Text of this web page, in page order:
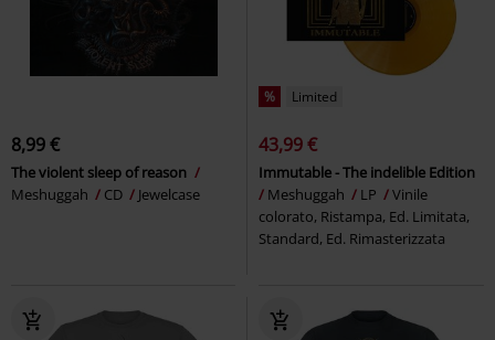
8,99 €
The violent sleep of reason
Meshuggah
CD Jewelcase
% Limited
43,99 €
Immutable - The indelible Edition
Meshuggah
LP
Vinile
colorato, Ristampa, Ed. Limitata,
Standard, Ed. Rimasterizzata